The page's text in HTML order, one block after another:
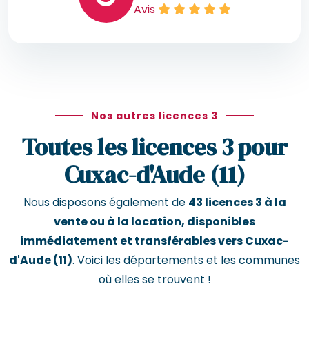
Avis
Nos autres licences 3
Toutes les licences 3 pour
Cuxac-d'Aude (11)
Nous disposons également de 43 licences 3 à la
vente ou à la location, disponibles
immédiatement et transférables vers Cuxac-
d'Aude (11). Voici les départements et les communes
où elles se trouvent !